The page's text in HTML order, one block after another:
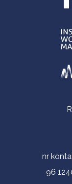
Informacje
nr
96